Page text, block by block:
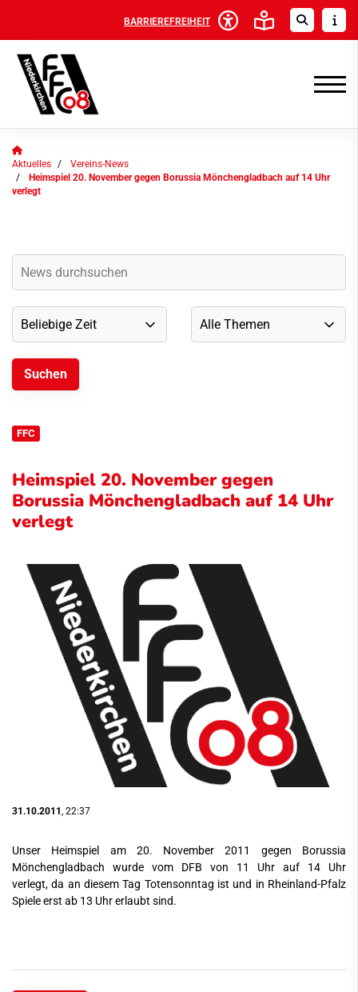
BARRIEREFREIHEIT
Aktuelles
Vereins-News
Heimspiel 20. November gegen Borussia Mönchengladbach auf 14 Uhr
verlegt
FFC
Heimspiel 20. November gegen
Borussia Mönchengladbach auf 14 Uhr
verlegt
31.10.2011 , 22:37
Unser Heimspiel am 20. November 2011 gegen Borussia
Mönchengladbach wurde vom DFB von 11 Uhr auf 14 Uhr
verlegt, da an diesem Tag Totensonntag ist und in Rheinland-Pfalz
Spiele erst ab 13 Uhr erlaubt sind.